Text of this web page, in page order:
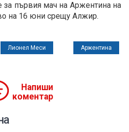
първия мач на Аржентина на
на 16 юни срещу Алжир.
Лионел Меси Аржентина
Напиши
коментар